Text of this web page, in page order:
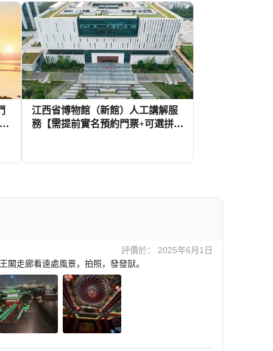
江西省博物館（新館）人工講解服
務【需提前實名預約門票+可選拼
評價於： 2025年6月1日
走廊看遠處風景，拍照，發發獃。